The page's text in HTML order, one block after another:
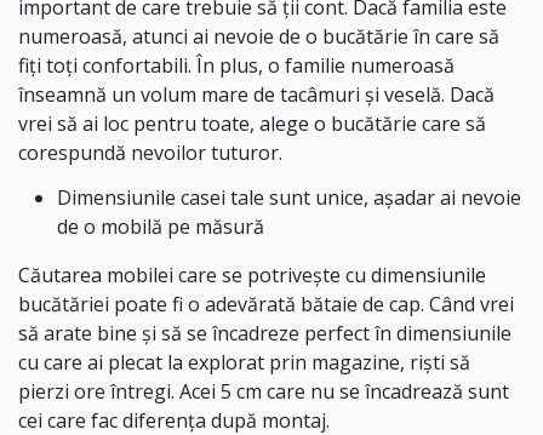
important de care trebuie să ții cont. Dacă familia este
numeroasă, atunci ai nevoie de o bucătărie în care să
fiți toți confortabili. În plus, o familie numeroasă
înseamnă un volum mare de tacâmuri și veselă. Dacă
vrei să ai loc pentru toate, alege o bucătărie care să
corespundă nevoilor tuturor.
Dimensiunile casei tale sunt unice, așadar ai nevoie
de o mobilă pe măsură
Căutarea mobilei care se potrivește cu dimensiunile
bucătăriei poate fi o adevărată bătaie de cap. Când vrei
să arate bine și să se încadreze perfect în dimensiunile
cu care ai plecat la explorat prin magazine, riști să
pierzi ore întregi. Acei 5 cm care nu se încadrează sunt
cei care fac diferența după montaj.